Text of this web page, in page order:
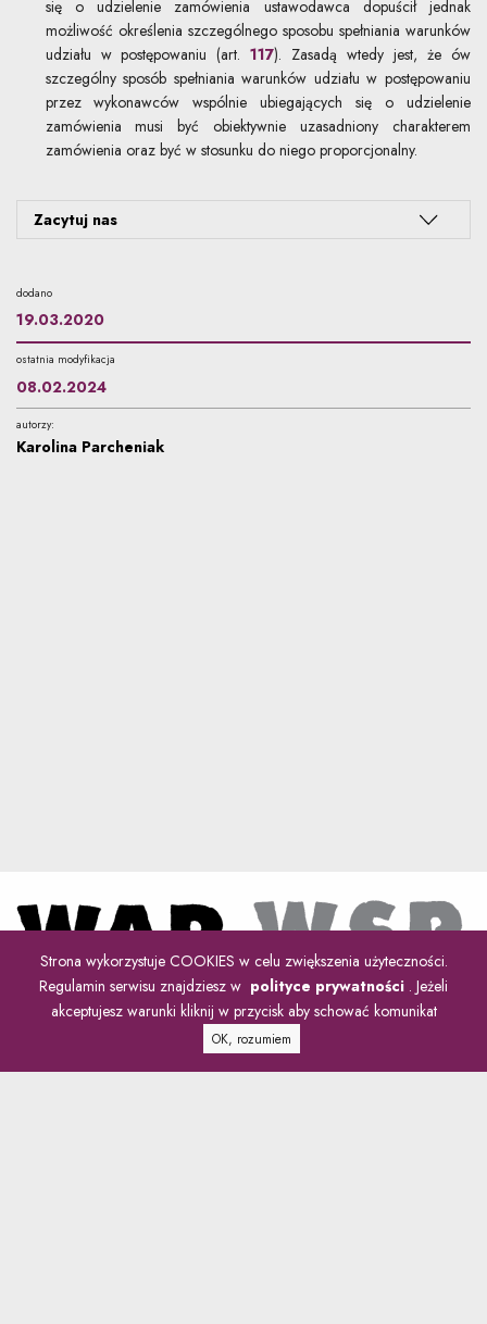
się o udzielenie zamówienia ustawodawca dopuścił jednak
możliwość określenia szczególnego sposobu spełniania warunków
udziału w postępowaniu (art.117). Zasadą wtedy jest, że ów
szczególny sposób spełniania warunków udziału w postępowaniu
przez wykonawców wspólnie ubiegających się o udzielenie
zamówienia musi być obiektywnie uzasadniony charakterem
zamówienia oraz być w stosunku do niego proporcjonalny.
Zacytuj nas
dodano
19.03.2020
ostatnia modyfikacja
08.02.2024
autorzy:
Karolina Parcheniak
Strona wykorzystuje COOKIES w celu zwiększenia użyteczności.
Regulamin serwisu znajdziesz w polityce prywatności . Jeżeli
akceptujesz warunki kliknij w przycisk aby schować komunikat
OK, rozumiem